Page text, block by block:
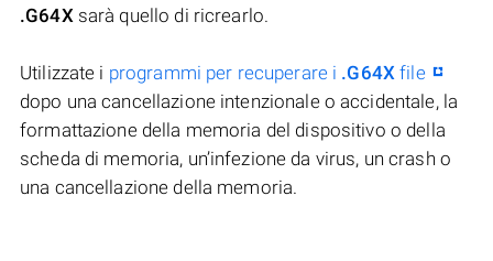
.G64Xsarà quello di ricrearlo.
Utilizzate i programmi per recuperare i .G64X file
dopo una cancellazione intenzionale o accidentale, la
formattazione della memoria del dispositivo o della
scheda di memoria, un’infezione da virus, un crash o
una cancellazione della memoria.